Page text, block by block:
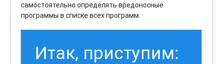
самостоятельно определять вредоносные
программы в списке всех программ.
Итак, приступим: